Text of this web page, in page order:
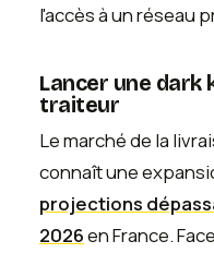
l'accès à un réseau
Lancer une dark
traiteur
Le marché de la
connaît une
projections
2026en France.